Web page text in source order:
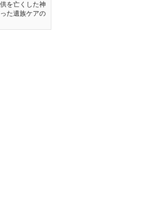
を亡くした神
た遺族ケアの